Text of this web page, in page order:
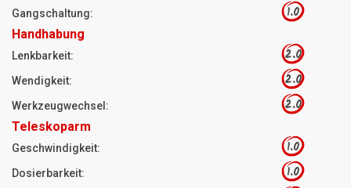
Gangschaltung: 1.0
Handhabung
Lenkbarkeit: 2.0
Wendigkeit: 2.0
Werkzeugwechsel: 2.0
Teleskoparm
Geschwindigkeit: 1.0
Dosierbarkeit: 1.0